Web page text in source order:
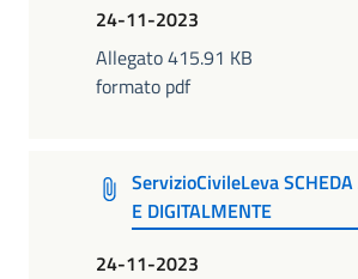
24-11-2023
Allegato 415.91 KB
formato pdf
ServizioCivileLeva SCHEDA
E DIGITALMENTE
24-11-2023